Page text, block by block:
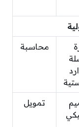
محاسبة
تمويل